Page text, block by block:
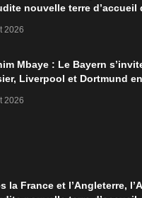
nouvelle terre d’accueil
2026
Mbaye : Le Bayern
Liverpool et Dortmund
2026
la France et l’Angleterre,